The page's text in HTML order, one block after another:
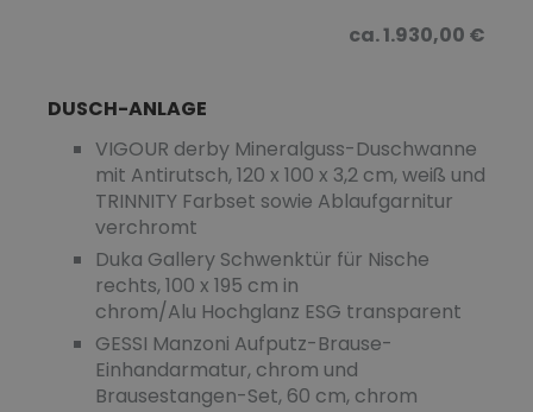
ca. 1.930,00 €
DUSCH-ANLAGE
VIGOUR derby Mineralguss-Duschwanne
mit Antirutsch, 120 x 100 x 3,2 cm, weiß und
TRINNITY Farbset sowie Ablaufgarnitur
verchromt
Duka Gallery Schwenktür für Nische
rechts, 100 x 195 cm in
chrom/Alu Hochglanz ESG transparent
GESSI Manzoni Aufputz-Brause-
Einhandarmatur, chrom und
Brausestangen-Set, 60 cm, chrom